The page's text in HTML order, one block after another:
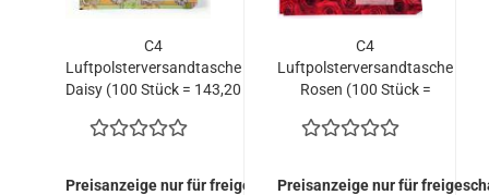
C4
Luftpolsterversandtasche
Daisy (100 Stück = 143,20
Preisanzeige nur für freigeschaltete Kunden
C4
Luftpolsterversandtasche
Rosen (100 Stück =
Preisanzeige nur für